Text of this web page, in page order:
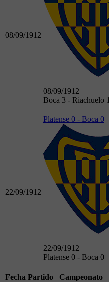
08/09/1912
08/09/1912
Boca 3 - Riachuelo 1
22/09/1912
Platense 0 - Boca 0
22/09/1912
Platense 0 - Boca 0
Fecha Partido
Campeonato